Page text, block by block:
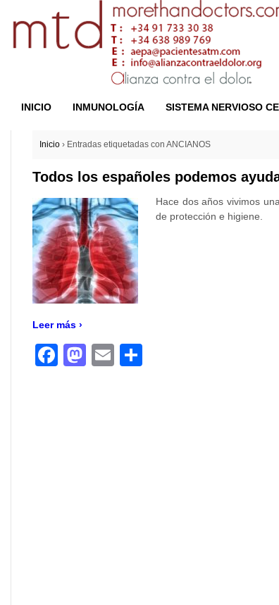
INICIO INMUNOLOGÍA SISTEMA NERVIOSO
Inicio › Entradas etiquetadas con ANCIANOS
Todos los españoles podemos
Hace dos años vivimos
de protección e higiene.
Leer más ›
Facebook
Mastodon
Email